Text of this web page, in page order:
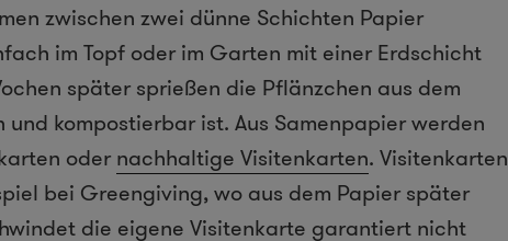
zwischen zwei dünne Schichten Papier
im Topf oder im Garten mit einer Erdschicht
später sprießen die Pflänzchen aus dem
kompostierbar ist. Aus Samenpapier werden
oder nachhaltige Visitenkarten. Visitenkarten
bei Greengiving, wo aus dem Papier später
die eigene Visitenkarte garantiert nicht